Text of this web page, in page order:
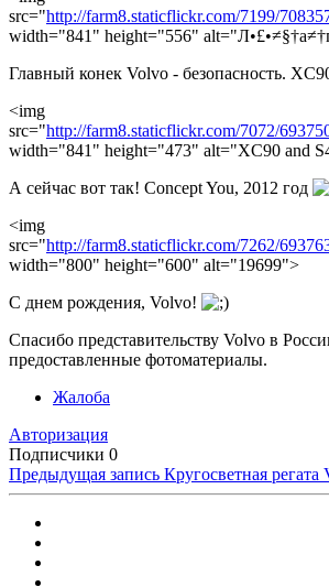
src="http://farm8.staticflickr.com/7199/
width="841" height="556"
Главный конек Volvo - безопасность.
<img
src="http://farm8.staticflickr.com/7072/
width="841" height="473" alt="XC90 and
А сейчас вот так! Concept You, 2012 год
<img
src="http://farm8.staticflickr.com/7262/
width="800" height="600" alt="19699">
С днем рождения, Volvo!
Спасибо представительству Volvo в
предоставленные фотоматериалы.
Жалоба
Авторизация
Подписчики 0
Предыдущая запись Кругосветная регата